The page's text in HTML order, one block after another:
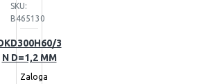
SKU:
B465130
3
N D=1,2 MM
Zaloga